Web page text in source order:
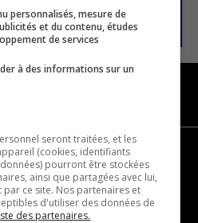
personnalisés, mesure de
et du contenu, études
de services
à des informations sur un
seront traitées, et les
(cookies, identifiants
pourront être stockées
ainsi que partagées avec lui,
ce site. Nos partenaires et
d'utiliser des données de
des partenaires.